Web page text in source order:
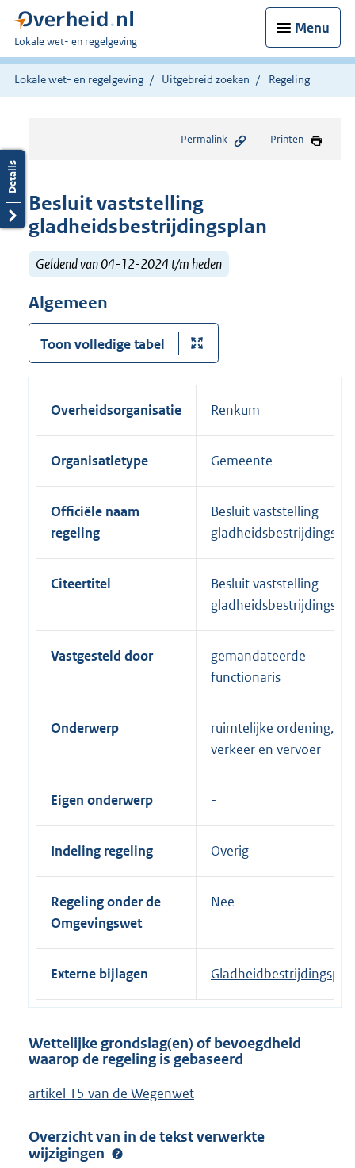
Menu
U
bent
hier:
Lokale wet- en regelgeving
Lokale wet- en regelgeving Uitgebreid zoeken Regeling
Permalink Printen
Besluit vaststelling
gladheidsbestrijdingsplan
Geldend van 04-12-2024 t/m heden
Algemeen
Toon volledige tabel
Overheidsorganisatie Renkum
Organisatietype Gemeente
Officiële naam
regeling
Besluit vaststelling
Citeertitel
Besluit vaststelling
Vastgesteld door
gemandateerde
functionaris
Onderwerp
ruimtelijke ordening,
verkeer en vervoer
Eigen onderwerp
Indeling regeling Overig
Regeling onder de
Omgevingswet
Nee
Externe bijlagen
Wettelijke grondslag(en) of bevoegdheid
waarop de regeling is gebaseerd
artikel 15 van de Wegenwet
Overzicht van in de tekst verwerkte
wijzigingen